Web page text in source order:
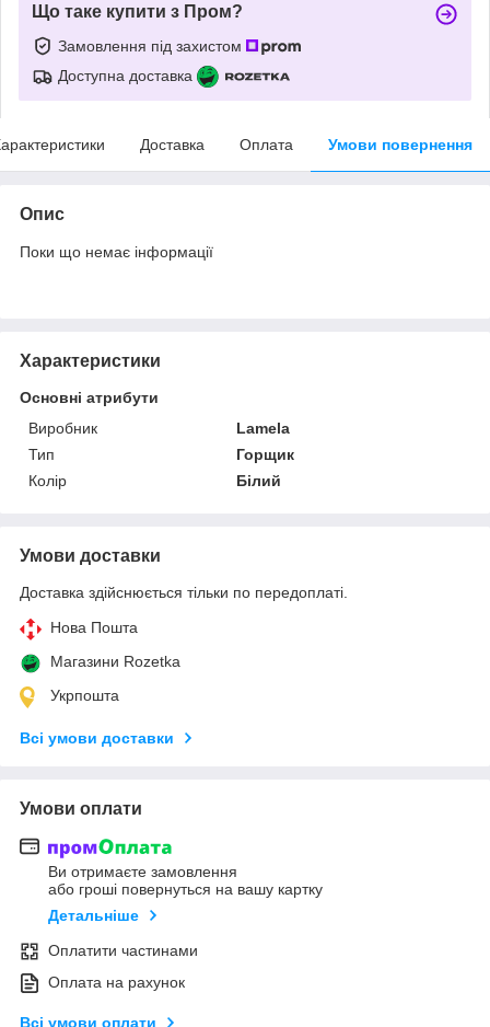
Що таке купити з Пром?
Замовлення під захистом
Доступна доставка
Доставка Оплата Умови повернення
Опис
Поки що немає інформації
Характеристики
Основні атрибути
Виробник
Lamela
Тип
Горщик
Колір
Білий
Умови доставки
Доставка здійснюється тільки по передоплаті.
Нова Пошта
Магазини Rozetka
Укрпошта
Всі умови доставки
Умови оплати
Ви отримаєте замовлення
або гроші повернуться на вашу картку
Детальніше
Оплатити частинами
Оплата на рахунок
Всі умови оплати